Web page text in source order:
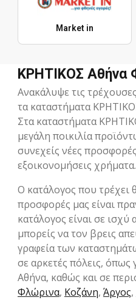
Market in
ΚΡΗΤΙΚΟΣ Αθήνα
Ανακάλυψε τις
τα καταστήματα
Στα καταστήματα
μεγάλη ποικιλία
συνεχείς νέες
εξοικονομήσεις χρήματα.
Ο κατάλογος που τρέχει
προσφορές μας είναι
κατάλογος είναι σε
μπορείς να τον βρεις
γραφεία των
σε αρκετές πόλεις, όπως
Αθήνα, καθώς και σε
Φλώρινα, Κοζάνη, Άργος,